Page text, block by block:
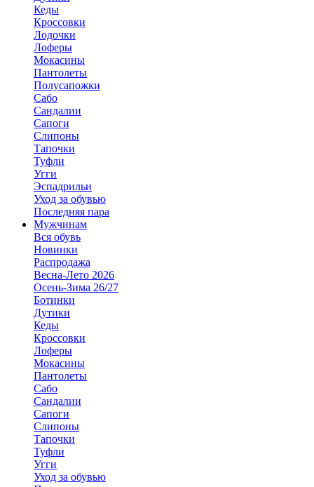
Кеды
Кроссовки
Лодочки
Лоферы
Мокасины
Пантолеты
Полусапожки
Сабо
Сандалии
Сапоги
Слипоны
Тапочки
Туфли
Угги
Эспадрильи
Уход за обувью
Последняя пара
Мужчинам
Вся обувь
Новинки
Распродажа
Весна-Лето 2026
Осень-Зима 26/27
Ботинки
Дутики
Кеды
Кроссовки
Лоферы
Мокасины
Пантолеты
Сабо
Сандалии
Сапоги
Слипоны
Тапочки
Туфли
Угги
Уход за обувью